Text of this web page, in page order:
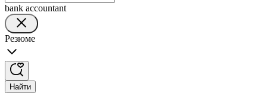
bank accountant
Резюме
Найти